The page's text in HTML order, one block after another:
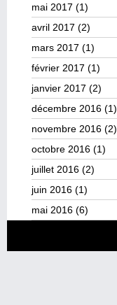
mai 2017 (1)
avril 2017 (2)
mars 2017 (1)
février 2017 (1)
janvier 2017 (2)
décembre 2016 (1)
novembre 2016 (2)
octobre 2016 (1)
juillet 2016 (2)
juin 2016 (1)
mai 2016 (6)